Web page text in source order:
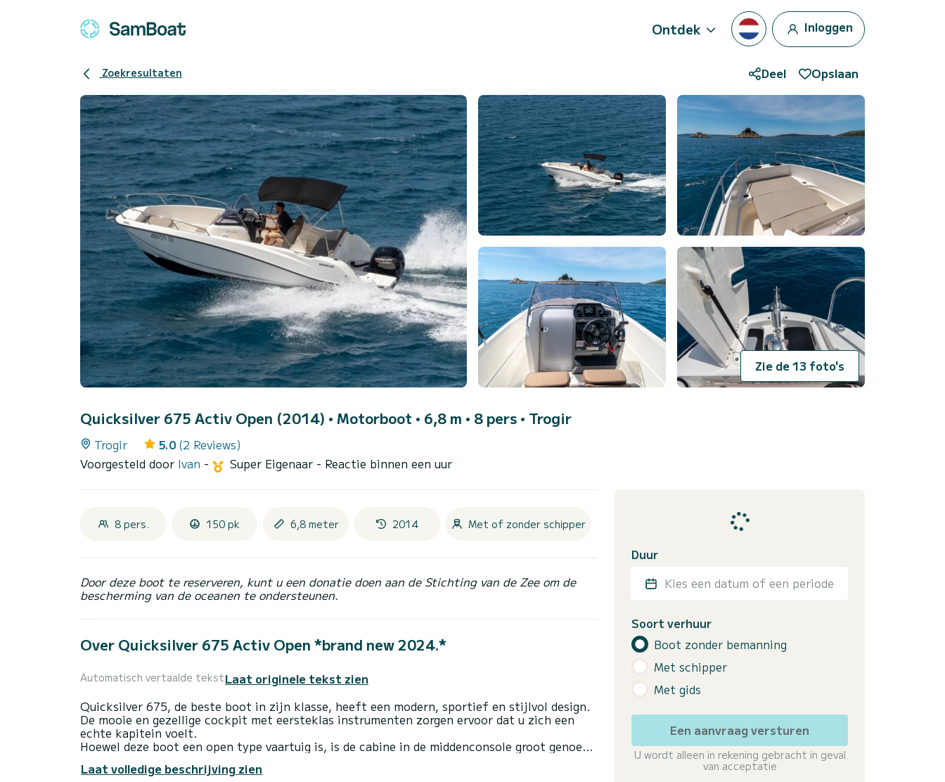
Ontdek Inloggen
Zoekresultaten Deel Opslaan
Zie de 13 foto's
Quicksilver 675 Activ Open (2014) • Motorboot • 6,8 m • 8 pers • Trogir
Trogir 5.0 (2 Reviews)
Voorgesteld door Ivan - Super Eigenaar - Reactie binnen een uur
8 pers. 150 pk 6,8 meter 2014 Met of zonder schipper
Door deze boot te reserveren, kunt u een donatie doen aan de Stichting van de Zee om de
bescherming van de oceanen te ondersteunen.
Over Quicksilver 675 Activ Open *brand new 2024.*
Automatisch vertaalde tekstLaat originele tekst zien
Quicksilver 675, de beste boot in zijn klasse, heeft een modern, sportief en stijlvol design.
De mooie en gezellige cockpit met eersteklas instrumenten zorgen ervoor dat u zich een
echte kapitein voelt.
Hoewel deze boot een open type vaartuig is, is de cabine in de middenconsole groot genoeg
cabine kan ook worden gebruikt als een groot opbergvak. Hoewel de boot opbergvakken
Laat volledige beschrijving zien
Duur
Kies een datum of een periode
Soort verhuur
Boot zonder bemanning
Met schipper
Met gids
Een aanvraag versturen
U wordt alleen in rekening gebracht in geval
van acceptatie